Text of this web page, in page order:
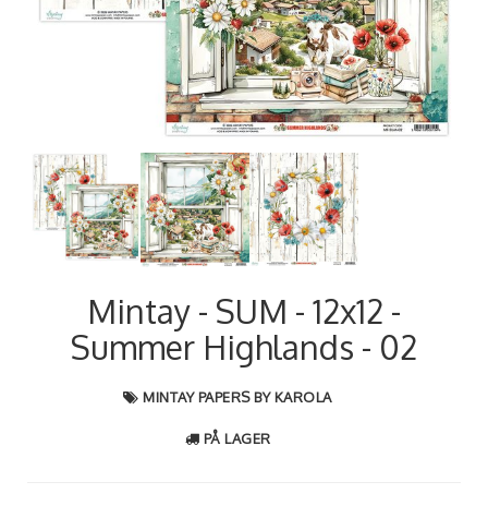
Mintay - SUM - 12x12 -
Summer Highlands - 02
MINTAY PAPERS BY KAROLA
PÅ LAGER